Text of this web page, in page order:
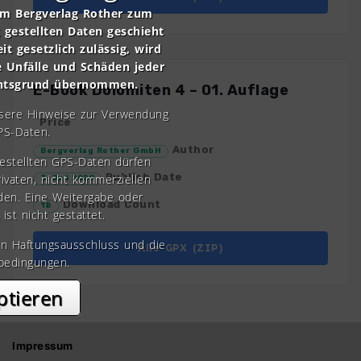
E-Book Dolomiten 4 – 01. Auflage
Price
Bergverlag Rother GmbH Author
3. Juli 2020 Publish Date
18 Download Count
Alle GPX (ZIP)
Impressum
Bergverlag Rother zum
Daten geschieht
gesetzlich zulässig, wird
und Schäden jeder
übernommen.
Hinweise zur Verwendung
Daten.
GPS-Daten dürfen
nicht kommerziellen
Eine Weitergabe oder
ist nicht gestattet.
Haftungsausschluss und die